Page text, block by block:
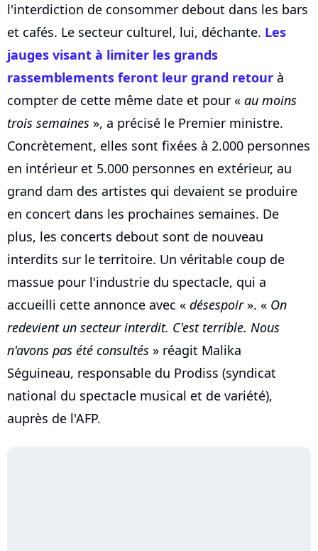
l'interdiction de consommer debout dans les bars
et cafés. Le secteur culturel, lui, déchante. Les
jauges visant à limiter les grands
rassemblements feront leur grand retour à
compter de cette même date et pour « au moins
trois semaines », a précisé le Premier ministre.
Concrètement, elles sont fixées à 2.000 personnes
en intérieur et 5.000 personnes en extérieur, au
grand dam des artistes qui devaient se produire
en concert dans les prochaines semaines. De
plus, les concerts debout sont de nouveau
interdits sur le territoire. Un véritable coup de
massue pour l'industrie du spectacle, qui a
accueilli cette annonce avec « désespoir». « On
redevient un secteur interdit. C'est terrible. Nous
n'avons pas été consultés » réagit Malika
Séguineau, responsable du Prodiss (syndicat
national du spectacle musical et de variété),
auprès de l'AFP.